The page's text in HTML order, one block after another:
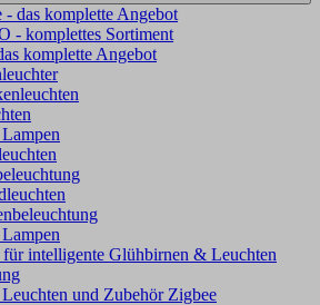
- das komplette Angebot
- komplettes Sortiment
komplette Angebot
für intelligente Glühbirnen & Leuchten
und Zubehör Zigbee